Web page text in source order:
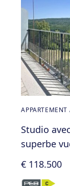
APPARTEMENT
Studio
superbe
€ 118.500